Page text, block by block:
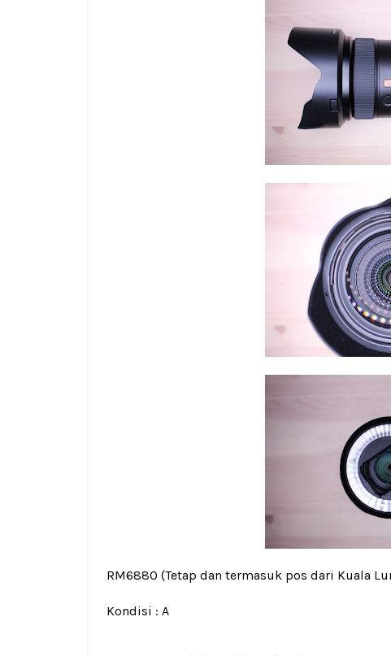
RM6880 (Tetap dan termasuk pos dari Kuala
Kondisi : A